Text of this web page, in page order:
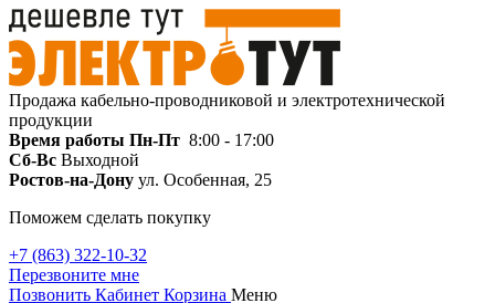
Продажа кабельно-проводниковой и электротехнической
продукции
Время работы Пн-Пт 8:00 - 17:00
Сб-Вс Выходной
Ростов-на-Дону ул. Особенная, 25
Поможем сделать покупку
+7 (863) 322-10-32
Перезвоните мне
Позвонить Кабинет Корзина Меню